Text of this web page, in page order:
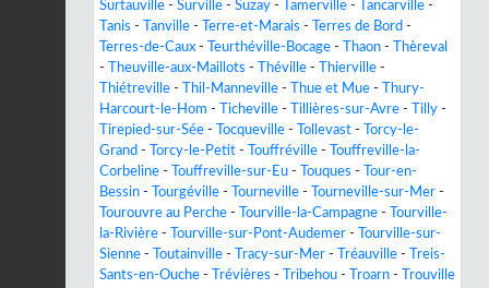
Surtauville - Surville - Suzay - Tamerville - Tancarville -
Tanis - Tanville - Terre-et-Marais - Terres de Bord -
Terres-de-Caux - Teurthéville-Bocage - Thaon -
Thèreval
-
Theuville-aux-Maillots - Théville - Thierville -
Thiétreville - Thil-Manneville - Thue et Mue -
Thury-
Harcourt-le-Hom - Ticheville - Tillières-sur-Avre - Tilly -
Tirepied-sur-Sée - Tocqueville - Tollevast -
Torcy-le-
Grand - Torcy-le-Petit - Touffréville -
Touffreville-la-
Corbeline - Touffreville-sur-Eu - Touques -
Tour-en-
Bessin - Tourgéville - Tourneville - Tourneville-sur-Mer -
Tourouvre au Perche - Tourville-la-Campagne -
Tourville-
la-Rivière - Tourville-sur-Pont-Audemer -
Tourville-sur-
Sienne - Toutainville - Tracy-sur-Mer - Tréauville -
Treis-
Sants-en-Ouche - Trévières - Tribehou - Troarn -
Trouville